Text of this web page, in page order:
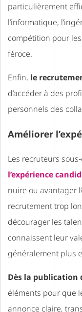
particulièrement
l’informatique,
compétition pour
féroce.
Enfin, le
d’accéder à des
personnels des
Améliorer
Les recruteurs
l’expérience
nuire ou avantager
recrutement trop
décourager les
connaissent leur
généralement plus
Dès la publication
éléments pour que
annonce claire,